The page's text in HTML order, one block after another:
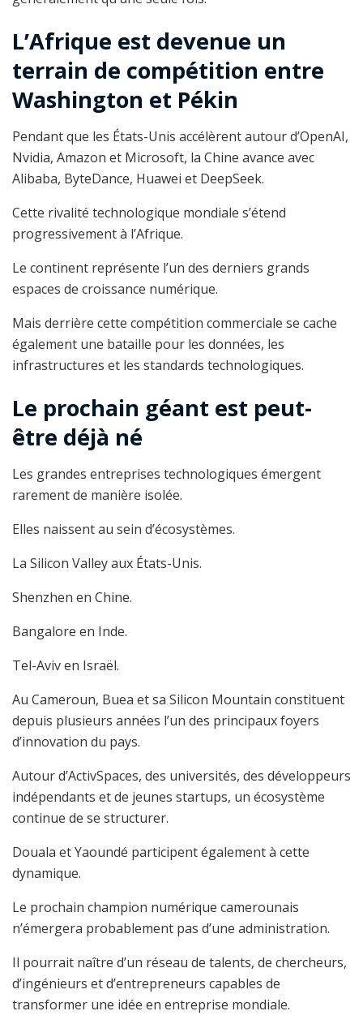
L’Afrique est devenue un
terrain de compétition entre
Washington et Pékin
Pendant que les États-Unis accélèrent autour d’OpenAI,
Nvidia, Amazon et Microsoft, la Chine avance avec
Alibaba, ByteDance, Huawei et DeepSeek.
Cette rivalité technologique mondiale s’étend
progressivement à l’Afrique.
Le continent représente l’un des derniers grands
espaces de croissance numérique.
Mais derrière cette compétition commerciale se cache
également une bataille pour les données, les
infrastructures et les standards technologiques.
Le prochain géant est peut-
être déjà né
Les grandes entreprises technologiques émergent
rarement de manière isolée.
Elles naissent au sein d’écosystèmes.
La Silicon Valley aux États-Unis.
Shenzhen en Chine.
Bangalore en Inde.
Tel-Aviv en Israël.
Au Cameroun, Buea et sa Silicon Mountain constituent
depuis plusieurs années l’un des principaux foyers
d’innovation du pays.
Autour d’ActivSpaces, des universités, des développeurs
indépendants et de jeunes startups, un écosystème
continue de se structurer.
Douala et Yaoundé participent également à cette
dynamique.
Le prochain champion numérique camerounais
n’émergera probablement pas d’une administration.
Il pourrait naître d’un réseau de talents, de chercheurs,
d’ingénieurs et d’entrepreneurs capables de
transformer une idée en entreprise mondiale.